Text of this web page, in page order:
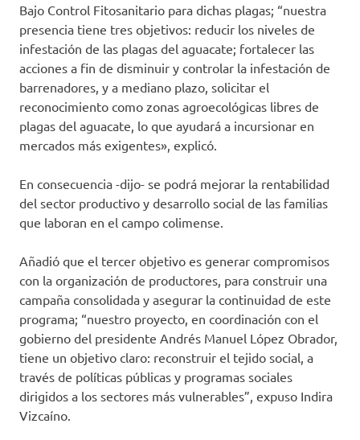
Bajo Control Fitosanitario para dichas plagas; “nuestra
presencia tiene tres objetivos: reducir los niveles de
infestación de las plagas del aguacate; fortalecer las
acciones a fin de disminuir y controlar la infestación de
barrenadores, y a mediano plazo, solicitar el
reconocimiento como zonas agroecológicas libres de
plagas del aguacate, lo que ayudará a incursionar en
mercados más exigentes», explicó.
En consecuencia -dijo- se podrá mejorar la rentabilidad
del sector productivo y desarrollo social de las familias
que laboran en el campo colimense.
Añadió que el tercer objetivo es generar compromisos
con la organización de productores, para construir una
campaña consolidada y asegurar la continuidad de este
programa; “nuestro proyecto, en coordinación con el
gobierno del presidente Andrés Manuel López Obrador,
tiene un objetivo claro: reconstruir el tejido social, a
través de políticas públicas y programas sociales
dirigidos a los sectores más vulnerables”, expuso Indira
Vizcaíno.